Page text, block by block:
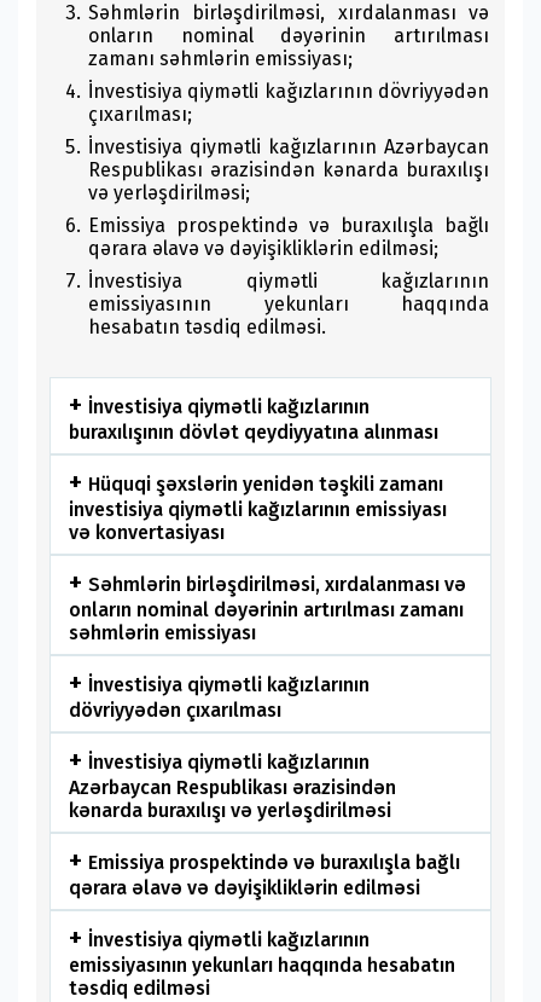
Səhmlərin birləşdirilməsi, xırdalanması və
onların nominal dəyərinin artırılması
zamanı səhmlərin emissiyası;
İnvestisiya qiymətli kağızlarının dövriyyədən
çıxarılması;
İnvestisiya qiymətli kağızlarının Azərbaycan
Respublikası ərazisindən kənarda buraxılışı
və yerləşdirilməsi;
Emissiya prospektində və buraxılışla bağlı
qərara əlavə və dəyişikliklərin edilməsi;
İnvestisiya qiymətli kağızlarının
emissiyasının yekunları haqqında
hesabatın təsdiq edilməsi.
İnvestisiya qiymətli kağızlarının
buraxılışının dövlət qeydiyyatına alınması
Hüquqi şəxslərin yenidən təşkili zamanı
investisiya qiymətli kağızlarının emissiyası
və konvertasiyası
Səhmlərin birləşdirilməsi, xırdalanması və
onların nominal dəyərinin artırılması zamanı
səhmlərin emissiyası
İnvestisiya qiymətli kağızlarının
dövriyyədən çıxarılması
İnvestisiya qiymətli kağızlarının
Azərbaycan Respublikası ərazisindən
kənarda buraxılışı və yerləşdirilməsi
Emissiya prospektində və buraxılışla bağlı
qərara əlavə və dəyişikliklərin edilməsi
İnvestisiya qiymətli kağızlarının
emissiyasının yekunları haqqında hesabatın
təsdiq edilməsi